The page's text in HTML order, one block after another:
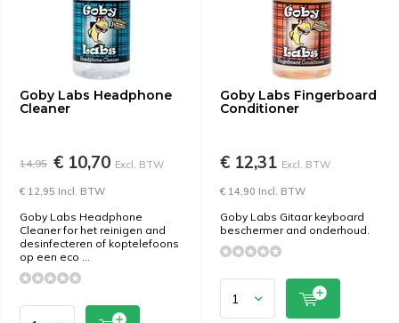
Goby Labs Headphone
Cleaner
14,95 € 10,70 Excl. BTW
€ 12,95 Incl. BTW
Goby Labs Headphone
Cleaner for het reinigen and
desinfecteren of koptelefoons
op een eco ...
Goby Labs Fingerboard
Conditioner
€ 12,31 Excl. BTW
€ 14,90 Incl. BTW
Goby Labs Gitaar keyboard
beschermer and onderhoud.